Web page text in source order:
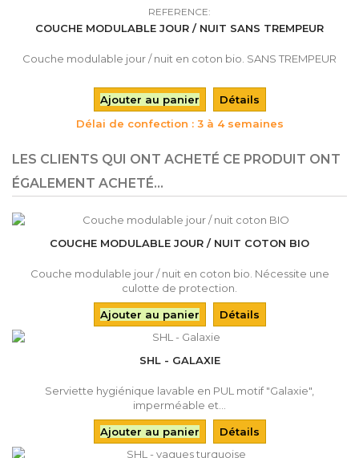
REFERENCE:
COUCHE MODULABLE JOUR / NUIT SANS TREMPEUR
Couche modulable jour / nuit en coton bio. SANS TREMPEUR
Ajouter au panier
Détails
Délai de confection : 3 à 4 semaines
LES CLIENTS QUI ONT ACHETÉ CE PRODUIT ONT
ÉGALEMENT ACHETÉ...
COUCHE MODULABLE JOUR / NUIT COTON BIO
Couche modulable jour / nuit en coton bio. Nécessite une
culotte de protection.
Ajouter au panier Détails
SHL - GALAXIE
Serviette hygiénique lavable en PUL motif "Galaxie",
imperméable et...
Ajouter au panier Détails